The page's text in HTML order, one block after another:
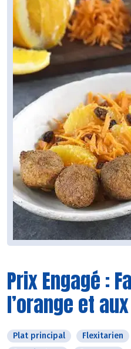
Prix Engagé :
l’orange et
Plat principal Flexitarien